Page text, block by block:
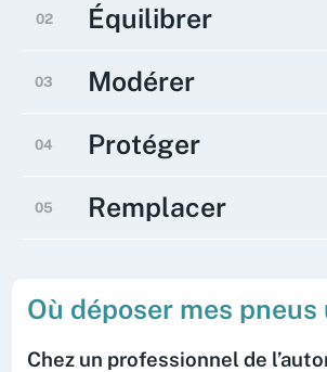
02 Équilibrer
Vérifiez l’alignement et
mauvais alignement des roues
confort de conduite.
03 Modérer
Adoptez une conduite douce et
accélérations brutales, les
04 Protéger
Si vous changez de pneus
rangez ceux qui ne sont pas
05 Remplacer
d’autres dommages.Lorsque
est atteint, il est alors temps
Où déposer mes pneus
Chez un professionnel de